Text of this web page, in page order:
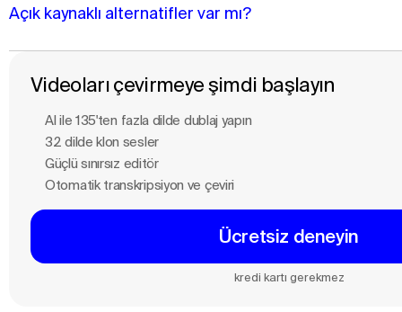
Açık kaynaklı alternatifler var mı?
Videoları çevirmeye şimdi başlayın
Al ile 135'ten fazla dilde dublaj yapın
32 dilde klon sesler
Güçlü sınırsız editör
Otomatik transkripsiyon ve çeviri
Ücretsiz deneyin
kredi kartı gerekmez